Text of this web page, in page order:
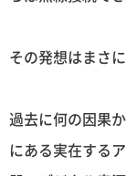
その発想はまさ
過去に何の因果
にある実在する